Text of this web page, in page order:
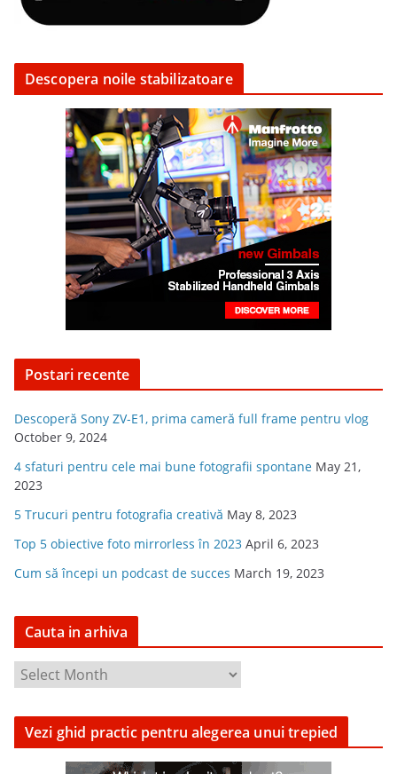
Descopera noile stabilizatoare
Postari recente
Descoperă Sony ZV-E1, prima cameră full frame pentru vlog
October 9, 2024
4 sfaturi pentru cele mai bune fotografii spontane May 21,
2023
5 Trucuri pentru fotografia creativă May 8, 2023
Top 5 obiective foto mirrorless în 2023 April 6, 2023
Cum să începi un podcast de succes March 19, 2023
Cauta in arhiva
u
Vezi ghid practic pentru alegerea unui trepied